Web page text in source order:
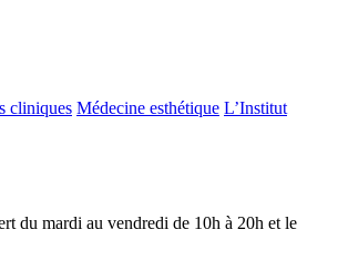
cliniques Médecine esthétique L’Institut
du mardi au vendredi de 10h à 20h et le